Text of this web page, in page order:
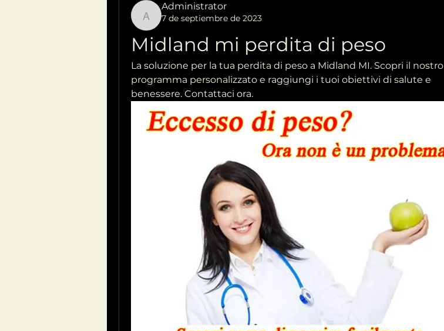
Administrator
Administrator
7 de septiembre de 2023
Midland mi perdita di peso
La soluzione per la tua perdita di peso a Midland MI. Scopri il nostro
programma personalizzato e raggiungi i tuoi obiettivi di salute e
benessere. Contattaci ora.